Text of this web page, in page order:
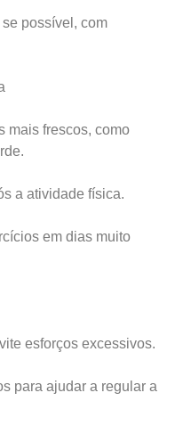
possível, com
mais frescos, como
a atividade física.
em dias muito
esforços excessivos.
para ajudar a regular a